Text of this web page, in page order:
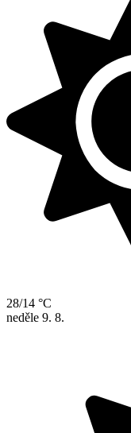
28/14 °C
neděle 9. 8.